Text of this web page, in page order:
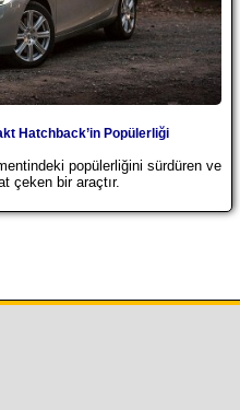
Hatchback’in Popülerliği
popülerliğini sürdüren ve
çeken bir araçtır.